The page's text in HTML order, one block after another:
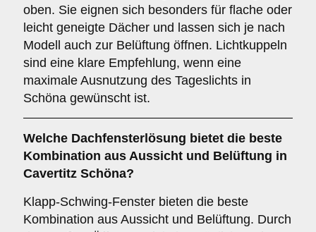
oben. Sie eignen sich besonders für flache oder
leicht geneigte Dächer und lassen sich je nach
Modell auch zur Belüftung öffnen. Lichtkuppeln
sind eine klare Empfehlung, wenn eine
maximale Ausnutzung des Tageslichts in
Schöna gewünscht ist.
Welche Dachfensterlösung bietet die beste
Kombination aus Aussicht und Belüftung in
Cavertitz Schöna?
Klapp-Schwing-Fenster bieten die beste
Kombination aus Aussicht und Belüftung. Durch